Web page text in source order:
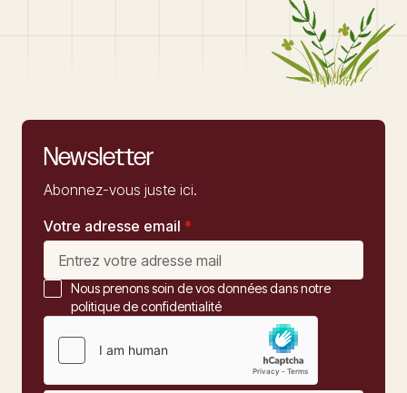
Newsletter
Abonnez-vous juste ici.
Votre adresse email *
Nous prenons soin de vos données dans notre
politique de confidentialité